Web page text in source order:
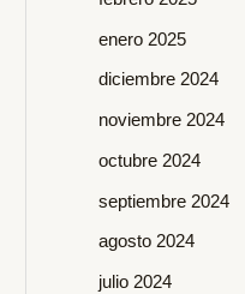
enero 2025
diciembre 2024
noviembre 2024
octubre 2024
septiembre 2024
agosto 2024
julio 2024